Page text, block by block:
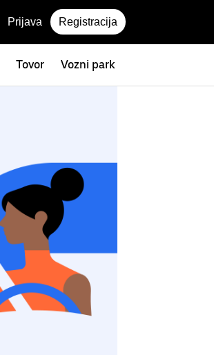
Prijava Registracija
Tovor Vozni park